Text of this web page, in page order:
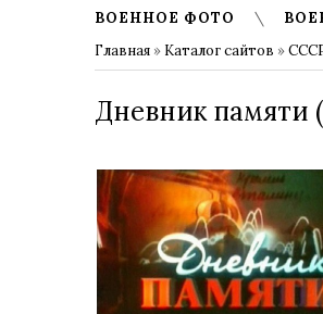
ВОЕННОЕ ФОТО
Главная » Каталог сайтов »
Дневник памяти